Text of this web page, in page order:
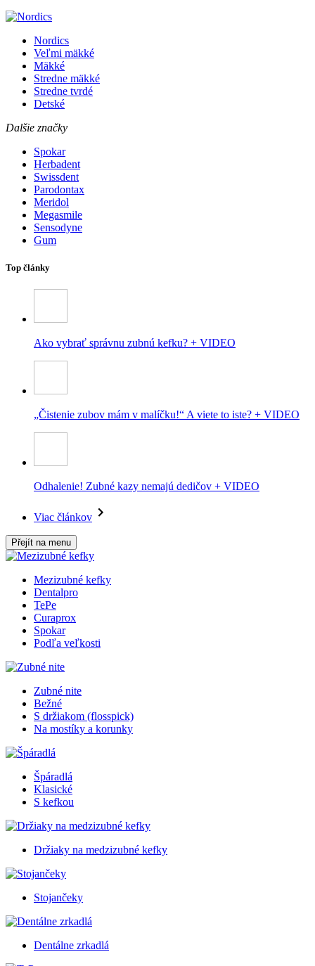
Nordics
Veľmi mäkké
Mäkké
Stredne mäkké
Stredne tvrdé
Detské
Dalšie značky
Spokar
Herbadent
Swissdent
Parodontax
Meridol
Megasmile
Sensodyne
Gum
Top články
Ako vybrať správnu zubnú kefku? + VIDEO
„Čistenie zubov mám v malíčku!“ A viete to iste? + VIDEO
Odhalenie! Zubné kazy nemajú dedičov + VIDEO
Viac článkov
Přejít na menu
Mezizubné kefky
Dentalpro
TePe
Curaprox
Spokar
Podľa veľkosti
Zubné nite
Bežné
S držiakom (flosspick)
Na mostíky a korunky
Špáradlá
Klasické
S kefkou
Držiaky na medzizubné kefky
Stojančeky
Dentálne zrkadlá